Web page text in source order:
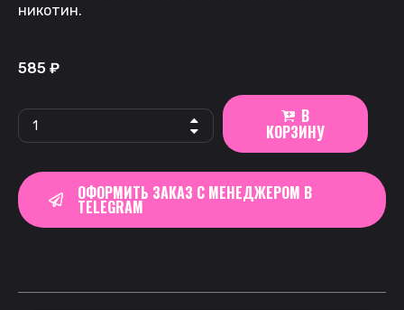
никотин.
585 ₽
В
КОРЗИНУ
ОФОРМИТЬ ЗАКАЗ С МЕНЕДЖЕРОМ В
TELEGRAM